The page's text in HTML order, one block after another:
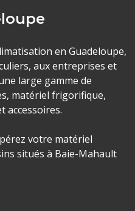
en Guadeloupe,
aux entreprises et
large gamme de
matériel frigorifique,
accessoires.
votre matériel
situés à Baie-Mahault